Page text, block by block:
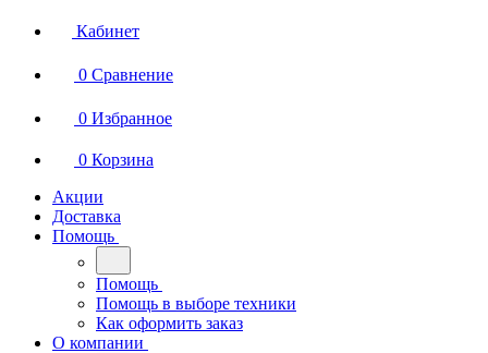
Кабинет
0 Сравнение
0 Избранное
0 Корзина
Акции
Доставка
Помощь
Помощь
Помощь в выборе техники
Как оформить заказ
О компании